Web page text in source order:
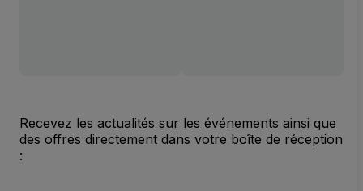
Recevez les actualités sur les événements ainsi que
des offres directement dans votre boîte de réception
: